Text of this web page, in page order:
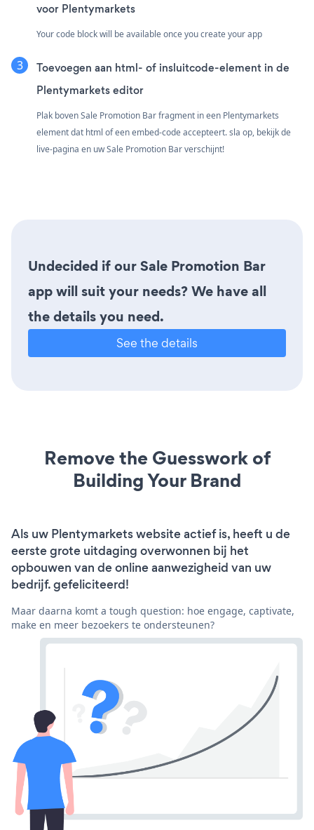
voor Plentymarkets
Your code block will be available once you create your app
Toevoegen aan html- of insluitcode-element in de
Plentymarkets editor
Plak boven Sale Promotion Bar fragment in een Plentymarkets
element dat html of een embed-code accepteert. sla op, bekijk de
live-pagina en uw Sale Promotion Bar verschijnt!
Undecided if our Sale Promotion Bar
app will suit your needs? We have all
the details you need.
See the details
Remove the Guesswork of
Building Your Brand
Als uw Plentymarkets website actief is, heeft u de
eerste grote uitdaging overwonnen bij het
opbouwen van de online aanwezigheid van uw
bedrijf. gefeliciteerd!
Maar daarna komt a tough question: hoe engage, captivate,
make en meer bezoekers te ondersteunen?